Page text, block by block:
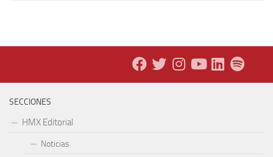
SECCIONES
HMX Editorial
Noticias